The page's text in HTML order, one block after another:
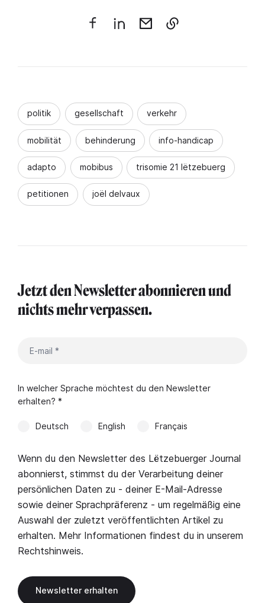
politik gesellschaft verkehr
mobilität behinderung info-handicap
adapto mobibus trisomie 21 lëtzebuerg
petitionen joël delvaux
Jetzt den Newsletter abonnieren und
nichts mehr verpassen.
In welcher Sprache möchtest du den Newsletter
erhalten? *
Deutsch English Français
Wenn du den Newsletter des Lëtzebuerger Journal
abonnierst, stimmst du der Verarbeitung deiner
persönlichen Daten zu - deiner E-Mail-Adresse
sowie deiner Sprachpräferenz - um regelmäßig eine
Auswahl der zuletzt veröffentlichten Artikel zu
erhalten. Mehr Informationen findest du in unserem
Rechtshinweis.